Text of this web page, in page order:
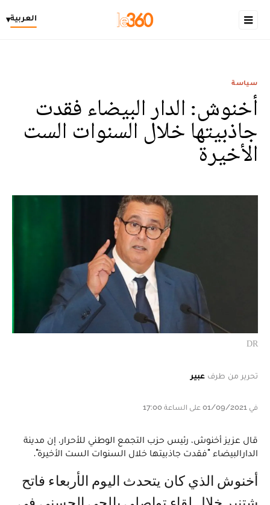
العربية▾
سياسة
أخنوش: الدار البيضاء فقدت
جاذبيتها خلال السنوات الست
الأخيرة
DR
تحرير من طرف عبير
في 01/09/2021 على الساعة 17:00
قال عزيز أخنوش، رئيس حزب التجمع الوطني للأحرار، إن مدينة
الدارالبيضاء "فقدت جاذبيتها خلال السنوات الست الأخيرة".